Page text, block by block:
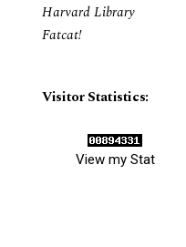
Harvard Library
Fatcat!
Visitor Statistics:
View my Stat